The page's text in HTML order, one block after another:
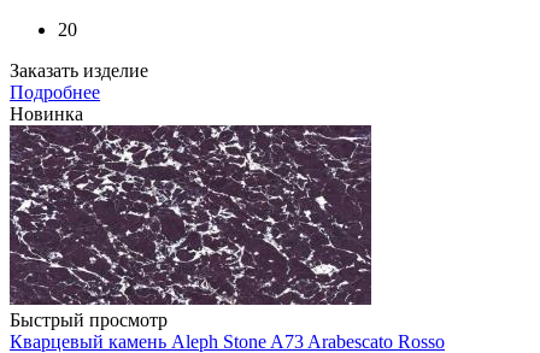
20
Заказать изделие
Подробнее
Новинка
Быстрый просмотр
Кварцевый камень Aleph Stone A73 Arabescato Rosso